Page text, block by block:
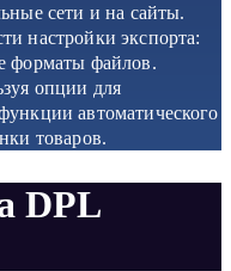
сети и на сайты.
настройки экспорта:
форматы файлов.
опции для
автоматического
товаров.
DPL